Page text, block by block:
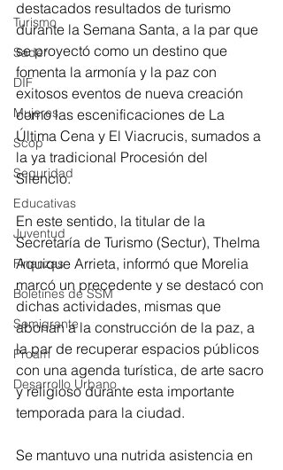
Turismo
Sader
DIF
Mujeres
Scop
Seguridad
Educativas
Juventud
Finanzas
Boletines de SSM
Semigrante
Proam
Desarrollo Urbano
destacados resultados de turismo
durante la Semana Santa, a la par que
se proyectó como un destino que
fomenta la armonía y la paz con
exitosos eventos de nueva creación
como las escenificaciones de La
Última Cena y El Viacrucis, sumados a
la ya tradicional Procesión del
Silencio.
En este sentido, la titular de la
Secretaría de Turismo (Sectur), Thelma
Aquique Arrieta, informó que Morelia
marcó un precedente y se destacó con
dichas actividades, mismas que
abonan a la construcción de la paz, a
la par de recuperar espacios públicos
con una agenda turística, de arte sacro
y religioso durante esta importante
temporada para la ciudad.
Se mantuvo una nutrida asistencia en